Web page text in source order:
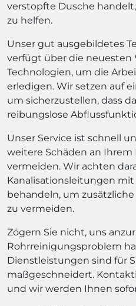
verstopfte Dusche
zu helfen.
Unser gut ausgebildetes
verfügt über die neuesten
Technologien, um die
erledigen. Wir setzen auf
um sicherzustellen, dass
reibungslose
Unser Service ist schnell
weitere Schäden an
vermeiden. Wir achten
Kanalisationsleitungen mit
behandeln, um
zu vermeiden.
Zögern Sie nicht, uns
Rohrreinigungsproblem
Dienstleistungen sind für
maßgeschneidert.
und wir werden Ihnen